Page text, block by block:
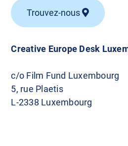
Creative Europe Desk
c/o Film Fund Luxembourg
5, rue Plaetis
L-2338 Luxembourg
Trouvez-nous